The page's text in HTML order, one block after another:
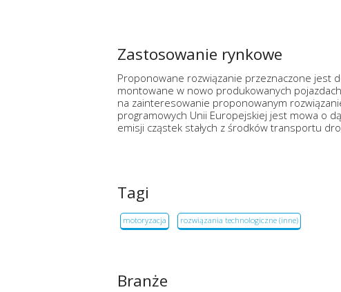
Zastosowanie rynkowe
Proponowane rozwiązanie przeznaczone jest
montowane w nowo produkowanych
na zainteresowanie proponowanym
programowych Unii Europejskiej jest mowa o
emisji cząstek stałych z środków transportu
Tagi
motoryzacja rozwiązania technologiczne (inne)
Branże